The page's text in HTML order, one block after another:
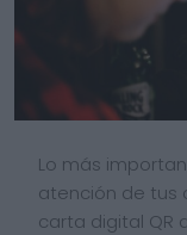
Lo más
atención de tus
carta digital QR